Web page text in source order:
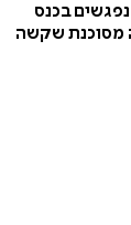
בכנס
מסוכנת שקשה